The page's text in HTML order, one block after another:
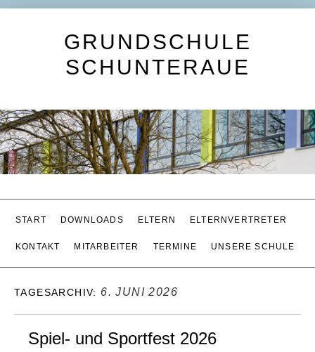
GRUNDSCHULE
SCHUNTERAUE
START DOWNLOADS ELTERN ELTERNVERTRETER
KONTAKT MITARBEITER TERMINE UNSERE SCHULE
TAGESARCHIV: 6. JUNI 2026
Spiel- und Sportfest 2026